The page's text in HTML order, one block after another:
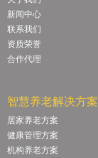
新闻中心
联系我们
资质荣誉
合作代理
智慧养老解决方案
居家养老方案
健康管理方案
机构养老方案